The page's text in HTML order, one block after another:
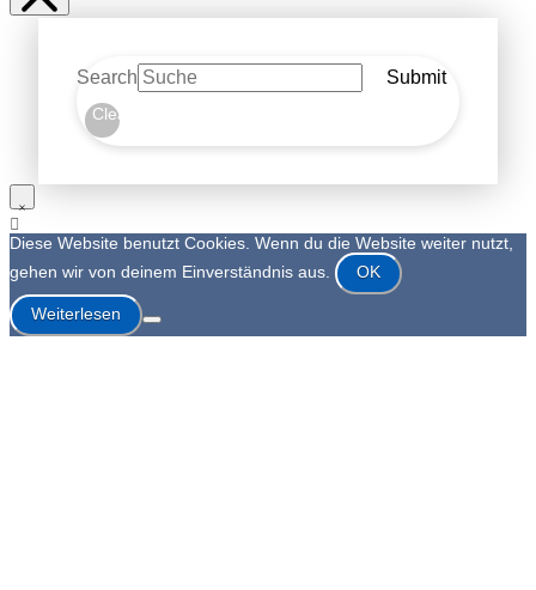
Search Submit
Clear
Diese Website benutzt Cookies. Wenn du die Website weiter nutzt,
gehen wir von deinem Einverständnis aus.
OK
Weiterlesen